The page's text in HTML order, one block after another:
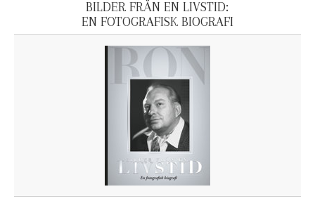
BILDER FRÅN EN LIVSTID:
EN FOTOGRAFISK BIOGRAFI